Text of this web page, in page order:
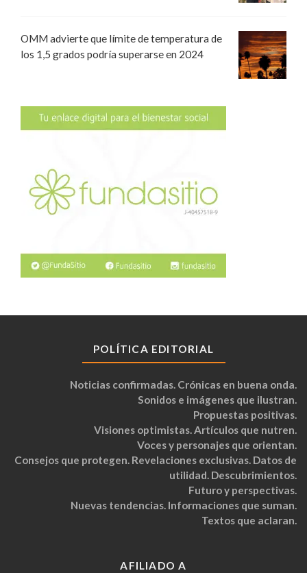
OMM advierte que límite de temperatura de
los 1,5 grados podría superarse en 2024
POLÍTICA EDITORIAL
Noticias confirmadas. Crónicas en buena onda.
Sonidos e imágenes que ilustran.
Propuestas positivas.
Visiones optimistas. Artículos que nutren.
Voces y personajes que orientan.
Consejos que protegen. Revelaciones exclusivas. Datos de
utilidad. Descubrimientos.
Futuro y perspectivas.
Nuevas tendencias. Informaciones que suman.
Textos que aclaran.
AFILIADO A